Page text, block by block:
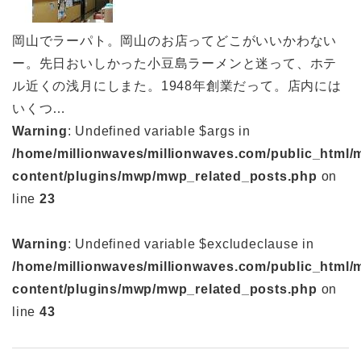
岡山でラーパト。岡山のお店ってどこがいいかわない
ー。先日おいしかった小豆島ラーメンと迷って、ホテ
ル近くの浅月にしまた。1948年創業だって。店内には
いくつ…
Warning: Undefined variable $args in
/home/millionwaves/millionwaves.com/public_html/
content/plugins/mwp/mwp_related_posts.php on
line 23
Warning: Undefined variable $excludeclause in
/home/millionwaves/millionwaves.com/public_html/
content/plugins/mwp/mwp_related_posts.php on
line 43